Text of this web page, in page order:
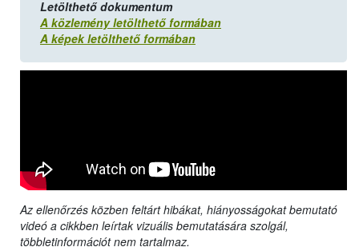
Letölthető dokumentum
A közlemény letölthető formában
A képek letölthető formában
Az ellenőrzés közben feltárt hibákat, hiányosságokat bemutató
videó a cikkben leírtak vizuális bemutatására szolgál,
többletinformációt nem tartalmaz.